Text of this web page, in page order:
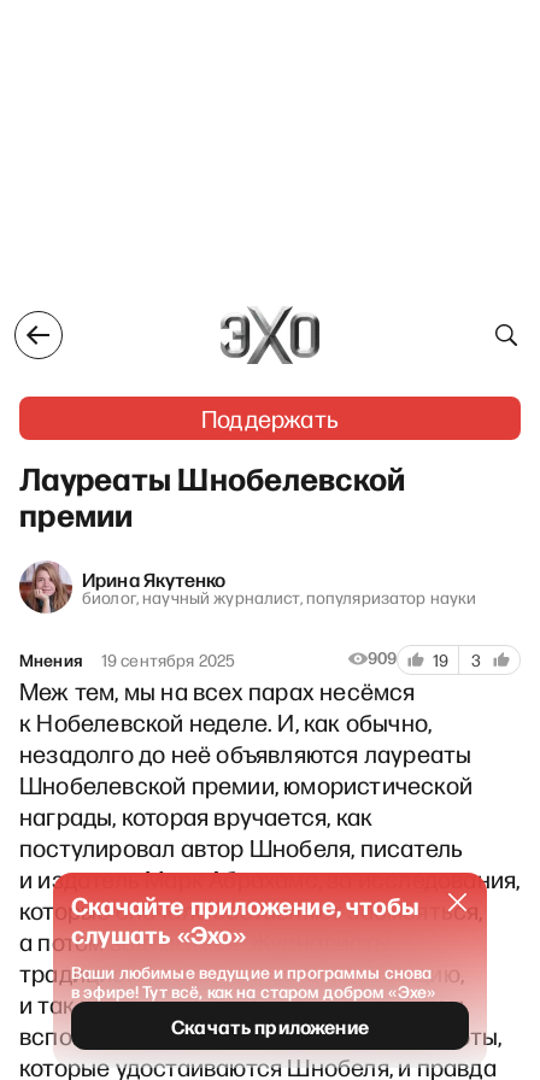
Поддержать
Лауреаты Шнобелевской
премии
Ирина Якутенко
биолог, научный журналист, популяризатор науки
Мнения 19 сентября 2025 909 19 3
Меж тем, мы на всех парах несёмся
к Нобелевской неделе. И, как обычно,
незадолго до неё объявляются лауреаты
Шнобелевской премии, юмористической
награды, которая вручается, как
постулировал автор Шнобеля, писатель
и издатель Марк Абрахамс, за исследования,
которые сначала заставляют засмеяться,
а потом задуматься. Журналисты
традиционно освещают эту номинацию,
и так как я много лет была журналистом,
вспомню прошлое. Ну и кроме того, работы,
которые удостаиваются Шнобеля, и правда
Скачайте приложение, чтобы
слушать «Эхо»
Ваши любимые ведущие и программы снова
в эфире! Тут всё, как на старом добром «Эхе»
Скачать приложение